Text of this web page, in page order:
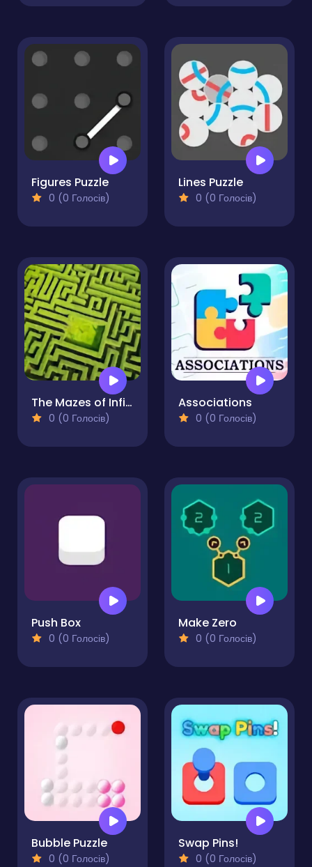
Figures Puzzle
0 (0 Голосів)
Lines Puzzle
0 (0 Голосів)
The Mazes of Infinity
0 (0 Голосів)
Associations
0 (0 Голосів)
Push Box
0 (0 Голосів)
Make Zero
0 (0 Голосів)
Bubble Puzzle
0 (0 Голосів)
Swap Pins!
0 (0 Голосів)